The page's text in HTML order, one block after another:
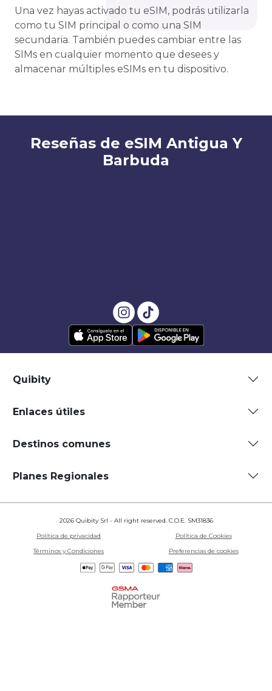
Una vez hayas activado tu eSIM, podrás utilizarla
como tu SIM principal o como una SIM
secundaria. También puedes cambiar entre las
SIMs en cualquier momento que desees y
almacenar múltiples eSIMs en tu dispositivo.
Reseñas de eSIM Antigua Y
Barbuda
Quibity
Enlaces útiles
Destinos comunes
Planes Regionales
2026 Quibity Srl - All right reserved. C.O.E. SM31836
Política de privacidad
Política de Cookies
Términos y Condiciones
Preferencias de cookies